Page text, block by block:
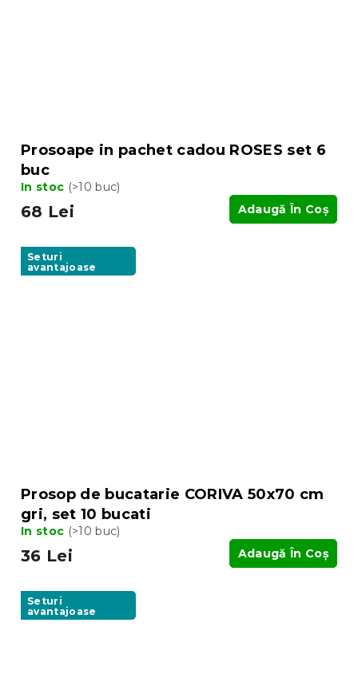
Prosoape in pachet cadou ROSES set 6
buc
In stoc (>10 buc)
68 Lei Adaugă În Coş
Seturi
avantajoase
Prosop de bucatarie CORIVA 50x70 cm
gri, set 10 bucati
In stoc (>10 buc)
36 Lei Adaugă În Coş
Seturi
avantajoase